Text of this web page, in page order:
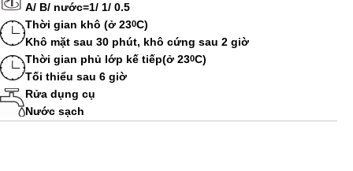
A/ B/ nước=1/ 1/ 0.5
Thời gian khô (ở 230C)
Khô mặt sau 30 phút, khô cứng sau 2 giờ
Thời gian phủ lớp kế tiếp(ở 230C)
Tối thiểu sau 6 giờ
Rửa dụng cụ
Nước sạch